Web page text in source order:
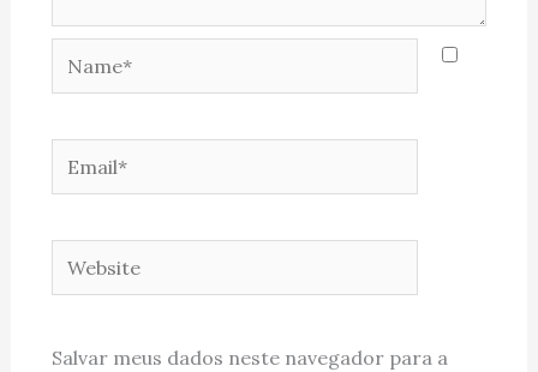
Name*
Email*
Website
Salvar meus dados neste navegador para a